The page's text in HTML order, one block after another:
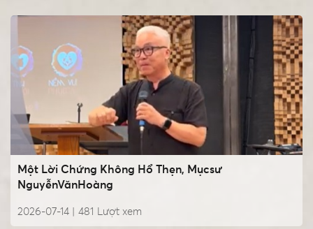
Một Lời Chứng Không Hổ Thẹn, Mụcsư
NguyễnVănHoàng
2026-07-14 | Lượt xem
481